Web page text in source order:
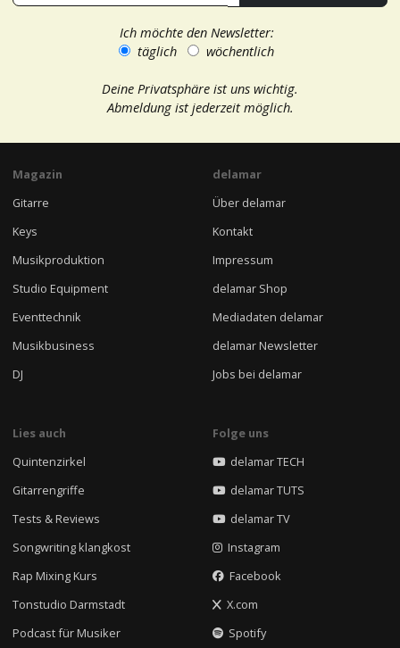
Ich möchte den Newsletter:
täglich
wöchentlich
Deine Privatsphäre ist uns wichtig.
Abmeldung ist jederzeit möglich.
Magazin
Gitarre
Keys
Musikproduktion
Studio Equipment
Eventtechnik
Musikbusiness
DJ
delamar
Über delamar
Kontakt
Impressum
delamar Shop
Mediadaten delamar
delamar Newsletter
Jobs bei delamar
Lies auch
Quintenzirkel
Gitarrengriffe
Tests & Reviews
Songwriting klangkost
Rap Mixing Kurs
Tonstudio Darmstadt
Podcast für Musiker
Folge uns
delamar TECH
delamar TUTS
delamar TV
Instagram
Facebook
X.com
Spotify